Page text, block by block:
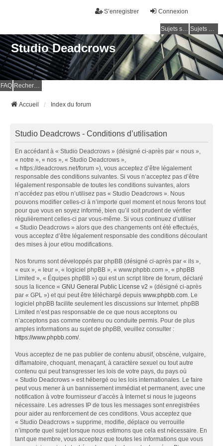
Connexion
S’enregistrer
Sujets sans réponse Sujets actifs
Studio Deadcrows
FAQ Rechercher
Accueil Index du forum
Studio Deadcrows - Conditions d’utilisation
En accédant à « Studio Deadcrows » (désigné ci-après par « nous »,
« notre », « nos », « Studio Deadcrows »,
« https://deadcrows.net/forum »), vous acceptez d’être légalement
responsable des conditions suivantes. Si vous n’acceptez pas d’être
légalement responsable de toutes les conditions suivantes, alors
n’accédez pas et/ou n’utilisez pas « Studio Deadcrows ». Nous
pouvons modifier celles-ci à n’importe quel moment et nous ferons tout
pour que vous en soyez informé, bien qu’il soit prudent de vérifier
régulièrement celles-ci par vous-même. Si vous continuez d’utiliser
« Studio Deadcrows » alors que des changements ont été effectués,
vous acceptez d’être légalement responsable des conditions découlant
des mises à jour et/ou modifications.
Nos forums sont développés par phpBB (désigné ci-après par « ils »,
« eux », « leur », « logiciel phpBB », « www.phpbb.com », « phpBB
Limited », « Équipes phpBB ») qui est un script libre de forum, déclaré
sous la licence « GNU General Public License v2 » (désigné ci-après
par « GPL ») et qui peut être téléchargé depuis www.phpbb.com. Le
logiciel phpBB facilite seulement les discussions sur Internet. phpBB
Limited n’est pas responsable de ce que nous acceptons ou
n’acceptons pas comme contenu ou conduite permis. Pour de plus
amples informations au sujet de phpBB, veuillez consulter :
https://www.phpbb.com/.
Vous acceptez de ne pas publier de contenu abusif, obscène, vulgaire,
diffamatoire, choquant, menaçant, à caractère sexuel ou tout autre
contenu qui peut transgresser les lois de votre pays, du pays où
« Studio Deadcrows » est hébergé ou les lois internationales. Le faire
peut vous mener à un bannissement immédiat et permanent, avec une
notification à votre fournisseur d’accès à Internet si nous le jugeons
nécessaire. Les adresses IP de tous les messages sont enregistrées
pour aider au renforcement de ces conditions. Vous acceptez que
« Studio Deadcrows » supprime, modifie, déplace ou verrouille
n’importe quel sujet lorsque nous estimons que cela est nécessaire. En
tant que membre, vous acceptez que toutes les informations que vous